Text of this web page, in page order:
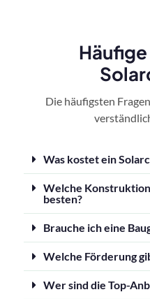
Häufige
Die häufigsten
Was kostet ein
Welche
besten?
Brauche ich eine
Welche Förderung
Wer sind die Top-